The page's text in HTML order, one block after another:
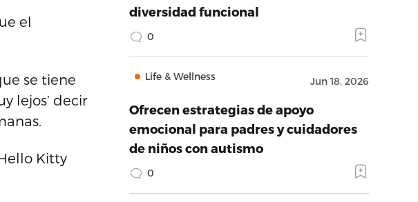
el
se tiene
lejos’ decir
Kitty
diversidad funcional
0
Life & Wellness Jun 18, 2026
Ofrecen estrategias de apoyo
emocional para padres y cuidadores
de niños con autismo
0